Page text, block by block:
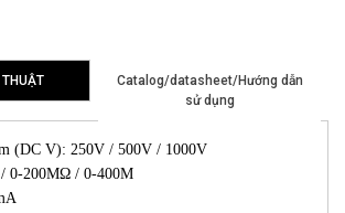
Catalog/datasheet/Hướng dẫn
sử dụng
(DC V): 250V / 500V / 1000V
0-200MΩ / 0-400M